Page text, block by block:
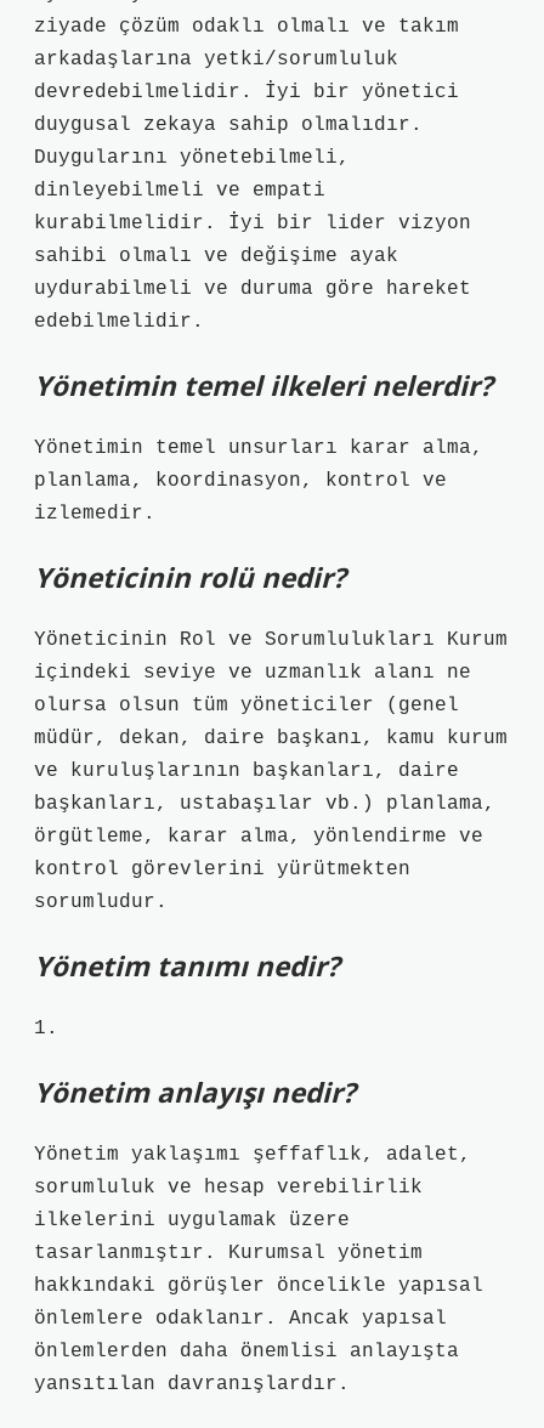
ziyade çözüm odaklı olmalı ve takım
arkadaşlarına yetki/sorumluluk
devredebilmelidir. İyi bir yönetici
duygusal zekaya sahip olmalıdır.
Duygularını yönetebilmeli,
dinleyebilmeli ve empati
kurabilmelidir. İyi bir lider vizyon
sahibi olmalı ve değişime ayak
uydurabilmeli ve duruma göre hareket
edebilmelidir.
Yönetimin temel ilkeleri nelerdir?
Yönetimin temel unsurları karar alma,
planlama, koordinasyon, kontrol ve
izlemedir.
Yöneticinin rolü nedir?
Yöneticinin Rol ve Sorumlulukları Kurum
içindeki seviye ve uzmanlık alanı ne
olursa olsun tüm yöneticiler (genel
müdür, dekan, daire başkanı, kamu kurum
ve kuruluşlarının başkanları, daire
başkanları, ustabaşılar vb.) planlama,
örgütleme, karar alma, yönlendirme ve
kontrol görevlerini yürütmekten
sorumludur.
Yönetim tanımı nedir?
1.
Yönetim anlayışı nedir?
Yönetim yaklaşımı şeffaflık, adalet,
sorumluluk ve hesap verebilirlik
ilkelerini uygulamak üzere
tasarlanmıştır. Kurumsal yönetim
hakkındaki görüşler öncelikle yapısal
önlemlere odaklanır. Ancak yapısal
önlemlerden daha önemlisi anlayışta
yansıtılan davranışlardır.